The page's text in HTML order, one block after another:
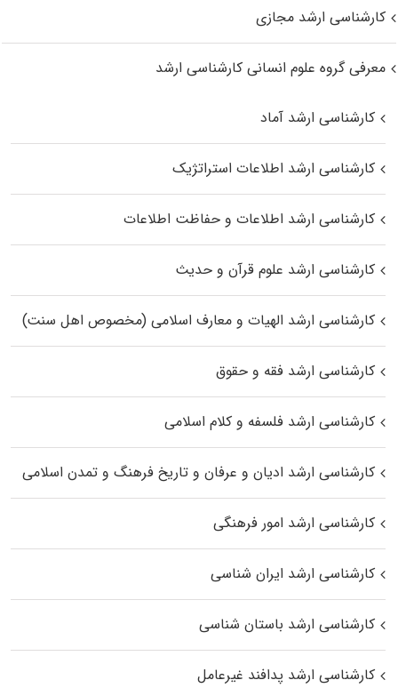
کارشناسی ارشد مجازی
معرفی گروه علوم انسانی کارشناسی ارشد
کارشناسی ارشد آماد
کارشناسی ارشد اطلاعات استراتژیک
کارشناسی ارشد اطلاعات و حفاظت اطلاعات
کارشناسی ارشد علوم قرآن و حدیث
کارشناسی ارشد الهیات و معارف اسلامی (مخصوص اهل سنت)
کارشناسی ارشد فقه و حقوق
کارشناسی ارشد فلسفه و کلام اسلامی
کارشناسی ارشد ادیان و عرفان و تاریخ فرهنگ و تمدن اسلامی
کارشناسی ارشد امور فرهنگی
کارشناسی ارشد ایران شناسی
کارشناسی ارشد باستان شناسی
کارشناسی ارشد پدافند غیرعامل